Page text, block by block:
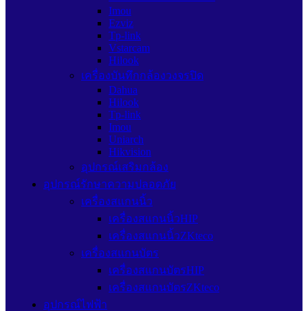
Imou
Ezviz
Tp-link
Vstarcam
Hilook
เครื่องบันทึกกล้องวงจรปิด
Dahua
Hilook
Tp-link
Imou
Uniarch
Hikvision
อุปกรณ์เสริมกล้อง
อุปกรณ์รักษาความปลอดภัย
เครื่องสแกนนิ้ว
เครื่องสแกนนิ้วHIP
เครื่องสแกนนิ้วZKteco
เครื่องสแกนบัตร
เครื่องสแกนบัตรHIP
เครื่องสแกนบัตรZKteco
อุปกรณ์ไฟฟ้า